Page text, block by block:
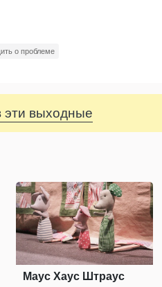
о проблеме
эти выходные
Маус Хаус Штраус